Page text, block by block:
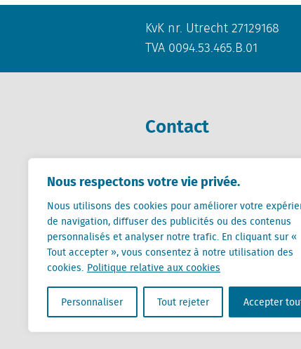
Nous respectons votre vie privée.
Nous utilisons des cookies pour améliorer votre
de navigation, diffuser des publicités ou des contenus
personnalisés et analyser notre trafic. En cliquant sur «
Tout accepter », vous consentez à notre utilisation des
cookies. Politique relative aux cookies
Personnaliser Tout rejeter Accepter
KvK nr. Utrecht 27129168
TVA 0094.53.465.B.01
Contact
+32 (0) 2 267 2800
info@locatus.com
Locatus B.V. and Locatus Belgie B.V. are
Analytics products along with Green
Green Street businesses. Our global